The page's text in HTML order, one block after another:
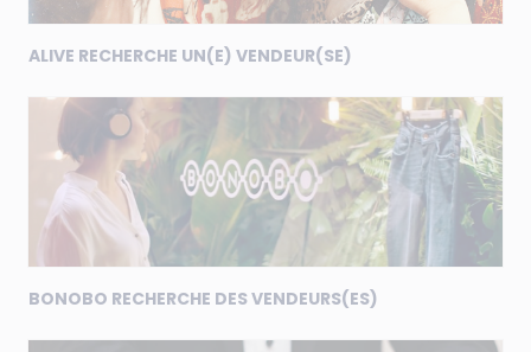
ALIVE RECHERCHE UN(E) VENDEUR(SE)
BONOBO RECHERCHE DES VENDEURS(ES)